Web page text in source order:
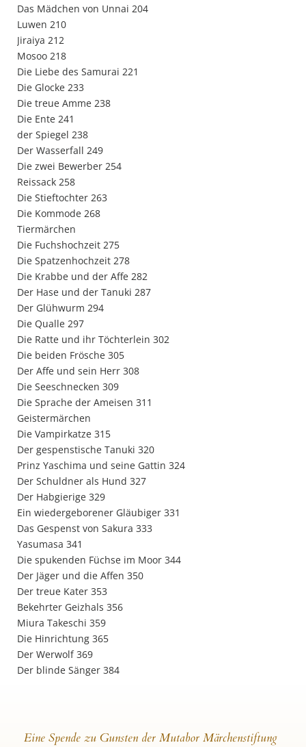
Das Mädchen von Unnai 204
Luwen 210
Jiraiya 212
Mosoo 218
Die Liebe des Samurai 221
Die Glocke 233
Die treue Amme 238
Die Ente 241
der Spiegel 238
Der Wasserfall 249
Die zwei Bewerber 254
Reissack 258
Die Stieftochter 263
Die Kommode 268
Tiermärchen
Die Fuchshochzeit 275
Die Spatzenhochzeit 278
Die Krabbe und der Affe 282
Der Hase und der Tanuki 287
Der Glühwurm 294
Die Qualle 297
Die Ratte und ihr Töchterlein 302
Die beiden Frösche 305
Der Affe und sein Herr 308
Die Seeschnecken 309
Die Sprache der Ameisen 311
Geistermärchen
Die Vampirkatze 315
Der gespenstische Tanuki 320
Prinz Yaschima und seine Gattin 324
Der Schuldner als Hund 327
Der Habgierige 329
Ein wiedergeborener Gläubiger 331
Das Gespenst von Sakura 333
Yasumasa 341
Die spukenden Füchse im Moor 344
Der Jäger und die Affen 350
Der treue Kater 353
Bekehrter Geizhals 356
Miura Takeschi 359
Die Hinrichtung 365
Der Werwolf 369
Der blinde Sänger 384
Eine Spende zu Gunsten der Mutabor Märchenstiftung